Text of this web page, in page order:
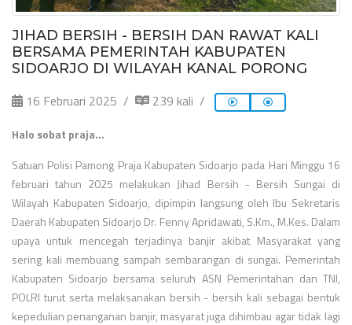
JIHAD BERSIH - BERSIH DAN RAWAT KALI
BERSAMA PEMERINTAH KABUPATEN
SIDOARJO DI WILAYAH KANAL PORONG
16 Februari 2025 239 kali
Halo sobat praja...
Satuan Polisi Pamong Praja Kabupaten Sidoarjo pada Hari Minggu 16
februari tahun 2025 melakukan Jihad Bersih - Bersih Sungai di
Wilayah Kabupaten Sidoarjo, dipimpin langsung oleh Ibu Sekretaris
Daerah Kabupaten Sidoarjo Dr. Fenny Apridawati, S.Km., M.Kes. Dalam
upaya untuk mencegah terjadinya banjir akibat Masyarakat yang
sering kali membuang sampah sembarangan di sungai. Pemerintah
Kabupaten Sidoarjo bersama seluruh ASN Pemerintahan dan TNI,
POLRI turut serta melaksanakan bersih - bersih kali sebagai bentuk
kepedulian penanganan banjir, masyarat juga dihimbau agar tidak lagi